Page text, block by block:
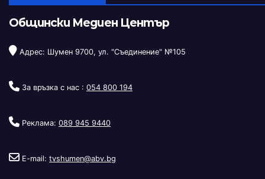
Общински Медиен Център
Адрес: Шумен 9700, ул. "Съединение" №105
За връзка с нас : 054 800 194
Реклама: 089 945 9440
E-mail: tvshumen@abv.bg